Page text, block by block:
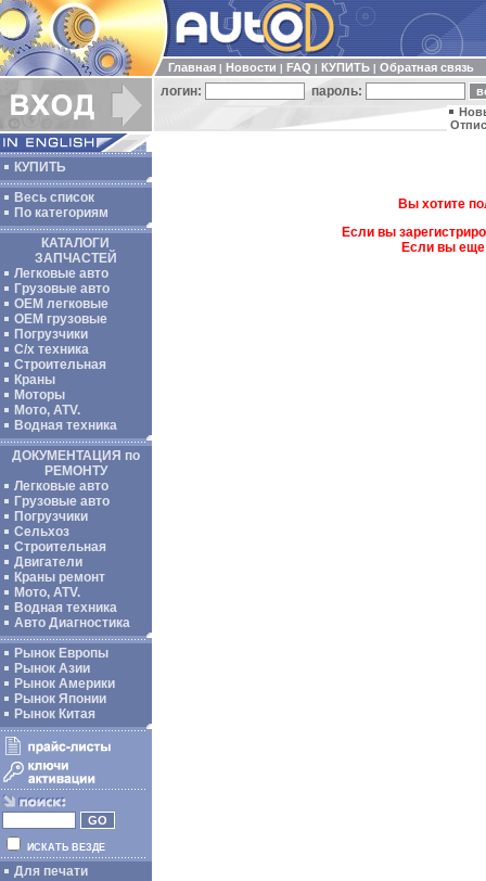
Главная Новости FAQ КУПИТЬ Обратная связь
логин: пароль:
КУПИТЬ
Весь список
По категориям
КАТАЛОГИ
ЗАПЧАСТЕЙ
Легковые авто
Грузовые авто
ОЕМ легковые
OEM грузовые
Погрузчики
С/х техника
Строительная
Краны
Моторы
Мото, ATV.
Водная техника
ДОКУМЕНТАЦИЯ по
РЕМОНТУ
Легковые авто
Грузовые авто
Погрузчики
Сельхоз
Строительная
Двигатели
Краны ремонт
Мото, ATV.
Водная техника
Авто Диагностика
Рынок Европы
Рынок Азии
Рынок Америки
Рынок Японии
Рынок Китая
ИСКАТЬ ВЕЗДЕ
Для печати
Вы хотите
Если вы
Если вы еще